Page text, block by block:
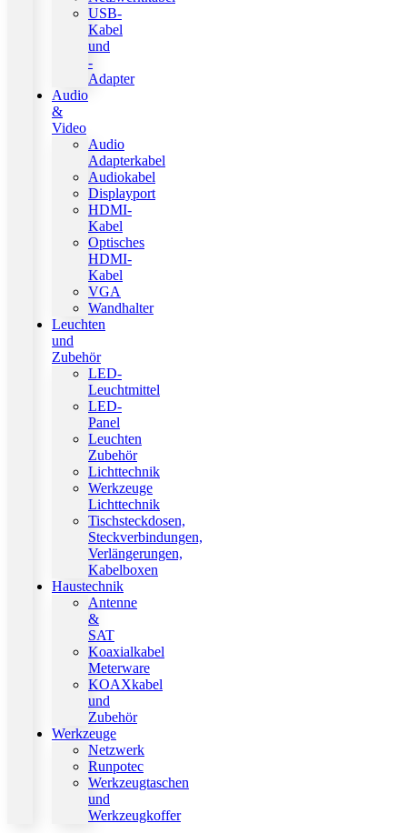
USB-
Kabel
und
-
Adapter
Audio
&
Video
Audio
Adapterkabel
Audiokabel
Displayport
HDMI-
Kabel
Optisches
HDMI-
Kabel
VGA
Wandhalter
Leuchten
und
Zubehör
LED-
Leuchtmittel
LED-
Panel
Leuchten
Zubehör
Lichttechnik
Werkzeuge
Lichttechnik
Tischsteckdosen,
Steckverbindungen,
Verlängerungen,
Kabelboxen
Haustechnik
Antenne
&
SAT
Koaxialkabel
Meterware
KOAXkabel
und
Zubehör
Werkzeuge
Netzwerk
Runpotec
Werkzeugtaschen
und
Werkzeugkoffer